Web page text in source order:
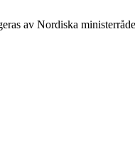
av Nordiska